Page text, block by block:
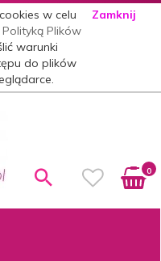
w celu
Polityką Plików
warunki
do plików
Zamknij
0